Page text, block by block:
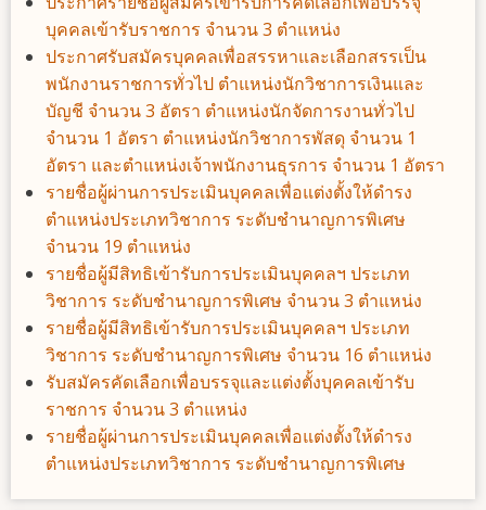
บุคคลเข้ารับราชการ จำนวน 3 ตำแหน่ง
ประกาศรับสมัครบุคคลเพื่อสรรหาและเลือกสรรเป็น
พนักงานราชการทั่วไป ตำแหน่งนักวิชาการเงินและ
บัญชี จำนวน 3 อัตรา ตำแหน่งนักจัดการงานทั่วไป
จำนวน 1 อัตรา ตำแหน่งนักวิชาการพัสดุ จำนวน 1
อัตรา และตำแหน่งเจ้าพนักงานธุรการ จำนวน 1 อัตรา
รายชื่อผู้ผ่านการประเมินบุคคลเพื่อแต่งตั้งให้ดำรง
ตำแหน่งประเภทวิชาการ ระดับชำนาญการพิเศษ
จำนวน 19 ตำแหน่ง
รายชื่อผู้มีสิทธิเข้ารับการประเมินบุคคลฯ ประเภท
วิชาการ ระดับชำนาญการพิเศษ จำนวน 3 ตำแหน่ง
รายชื่อผู้มีสิทธิเข้ารับการประเมินบุคคลฯ ประเภท
วิชาการ ระดับชำนาญการพิเศษ จำนวน 16 ตำแหน่ง
รับสมัครคัดเลือกเพื่อบรรจุและแต่งตั้งบุคคลเข้ารับ
ราชการ จำนวน 3 ตำแหน่ง
รายชื่อผู้ผ่านการประเมินบุคคลเพื่อแต่งตั้งให้ดำรง
ตำแหน่งประเภทวิชาการ ระดับชำนาญการพิเศษ